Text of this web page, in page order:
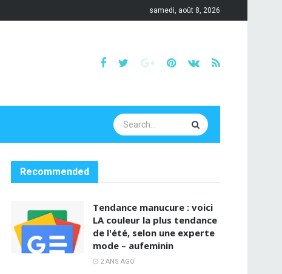
samedi, août 8, 2026
Recommended
Tendance manucure : voici
LA couleur la plus tendance
de l'été, selon une experte
mode – aufeminin
2 ANS AGO